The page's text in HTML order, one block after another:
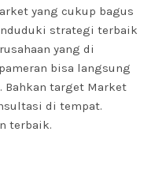
yang cukup bagus
strategi terbaik
yang di
bisa langsung
Bahkan target Market
di tempat.
terbaik.